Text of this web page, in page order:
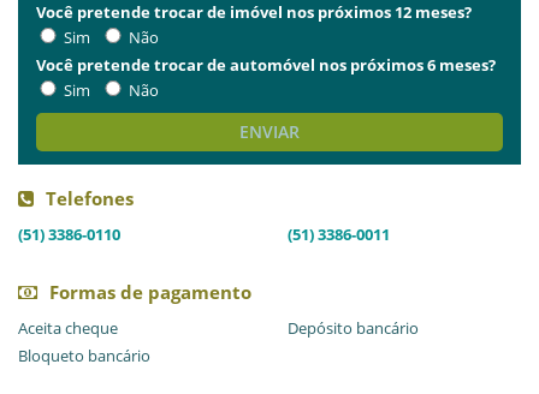
Você pretende trocar de imóvel nos próximos 12 meses?
Sim
Não
Você pretende trocar de automóvel nos próximos 6 meses?
Sim
Não
ENVIAR
Telefones
(51) 3386-0110 (51) 3386-0011
Formas de pagamento
Aceita cheque
Depósito bancário
Bloqueto bancário